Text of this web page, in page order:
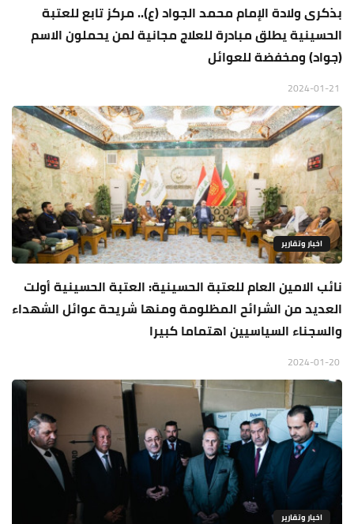
بذكرى ولادة الإمام محمد الجواد (ع).. مركز تابع للعتبة
الحسينية يطلق مبادرة للعلاج مجانية لمن يحملون الاسم
(جواد) ومخفضة للعوائل
اخبار وتقارير
نائب الامين العام للعتبة الحسينية: العتبة الحسينية أولت
العديد من الشرائح المظلومة ومنها شريحة عوائل الشهداء
والسجناء السياسيين اهتماما كبيرا
اخبار وتقارير